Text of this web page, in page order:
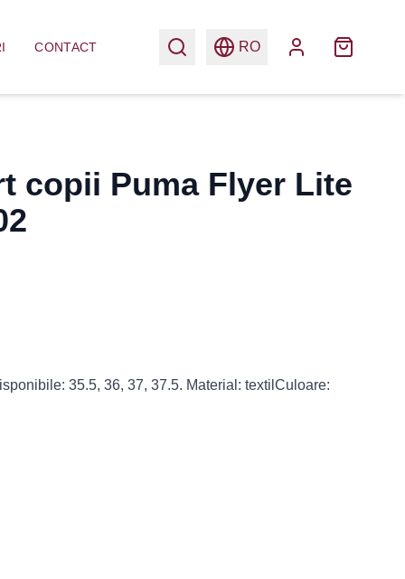
CONTACT RO
copii Puma Flyer Lite
35.5, 36, 37, 37.5. Material: textilCuloare: